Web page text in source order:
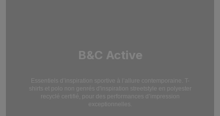
B&C Active
Essentiels d’inspiration sportive à l’allure contemporaine. T-
shirts et polo non genrés d'inspiration streetstyle en polyester
recyclé certifié, pour des performances d’impression
exceptionnelles.